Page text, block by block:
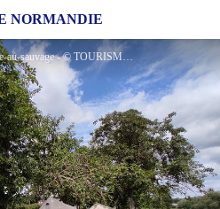
NORMANDIE
Kerflaveur-la-Fresnaye-au-sauvage - © TOURISME 61